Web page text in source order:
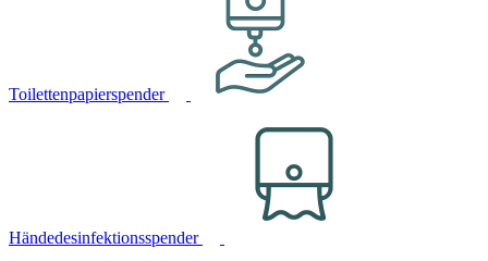
Toilettenpapierspender
Händedesinfektionsspender